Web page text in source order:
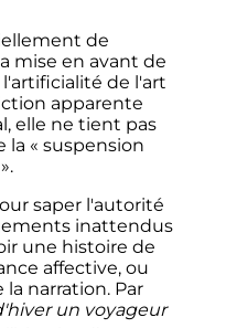
de
mise en avant de
de l'art
apparente
elle ne tient pas
la « suspension
».
saper l'autorité
inattendus
une histoire de
affective, ou
narration. Par
un voyageur